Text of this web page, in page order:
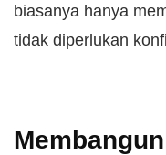
biasanya hanya
tidak diperlukan